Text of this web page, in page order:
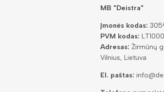
MB "Deistra"
Įmonės kodas:
PVM kodas:
Adresas: Žirmūnų
Vilnius, Lietuva
El. paštas: